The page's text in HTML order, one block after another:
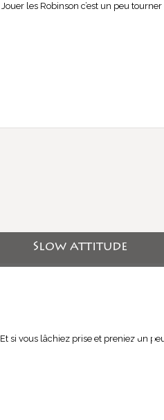
Jouer les Robinson c’est un peu
Slow attitude
Et si vous lâchiez prise et preniez un